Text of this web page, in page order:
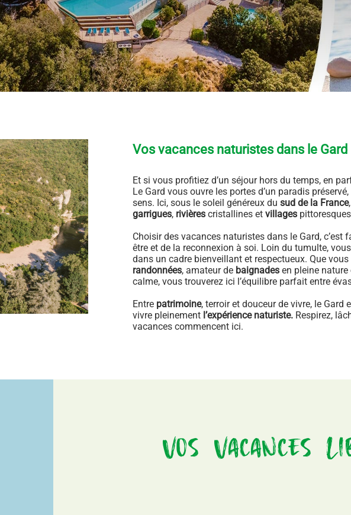
Vos vacances naturistes dans le Gard
Et si vous profitiez d’un séjour hors du temps, en
Le Gard vous ouvre les portes d’un paradis
sens. Ici, sous le soleil généreux du sud de la France
garrigues, rivières cristallines et villages
Choisir des vacances naturistes dans le Gard, c’est
être et de la reconnexion à soi. Loin du tumulte,
dans un cadre bienveillant et respectueux. Que
randonnées, amateur de baignades en pleine
calme, vous trouverez ici l’équilibre parfait entre
Entre patrimoine, terroir et douceur de vivre, le
vivre pleinement l’expérience naturiste. Respirez,
vacances commencent ici.
Vos Vacances